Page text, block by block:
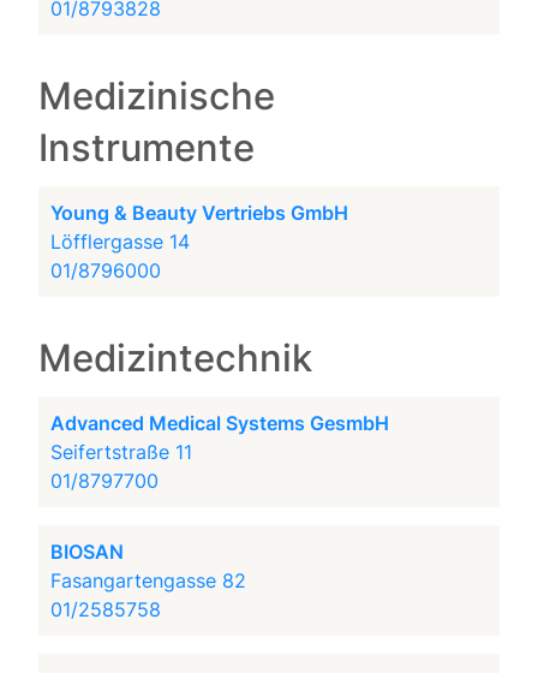
01/8793828
Medizinische
Instrumente
Young & Beauty Vertriebs GmbH
Löfflergasse 14
01/8796000
Medizintechnik
Advanced Medical Systems GesmbH
Seifertstraße 11
01/8797700
BIOSAN
Fasangartengasse 82
01/2585758